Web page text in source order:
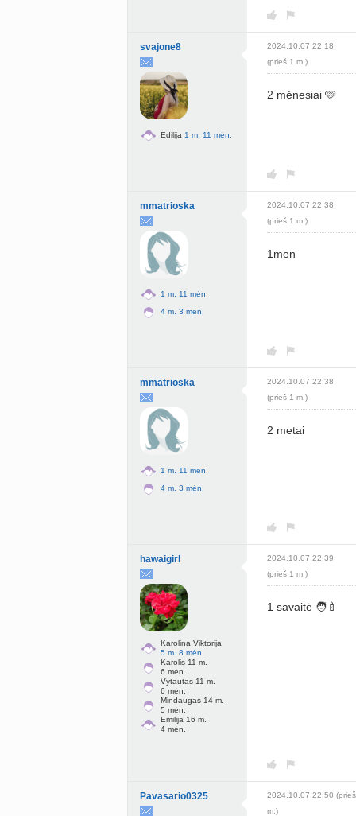
svajone8
Edilija 1 m. 11 mėn.
2024.10.07 22:18
(prieš 1 m.)
2 mėnesiai 🩷
mmatrioska
1 m. 11 mėn.
4 m. 3 mėn.
2024.10.07 22:38
(prieš 1 m.)
1men
mmatrioska
1 m. 11 mėn.
4 m. 3 mėn.
2024.10.07 22:38
(prieš 1 m.)
2 metai
hawaigirl
Karolina Viktorija
5 m. 8 mėn.
Karolis 11 m.
6 mėn.
Vytautas 11 m.
6 mėn.
Mindaugas 14 m.
5 mėn.
Emilija 16 m.
4 mėn.
2024.10.07 22:39
(prieš 1 m.)
1 savaitė 🧑‍🍼
Pavasario0325
2024.10.07 22:50 (prieš
m.)